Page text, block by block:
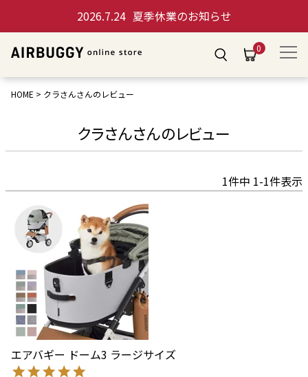
2026.7.24 夏季休業のお知らせ
0
HOME クラさんさんのレビュー
クラさんさんのレビュー
1件中 1-1件表示
エアバギー ドーム3 ラージサイズ